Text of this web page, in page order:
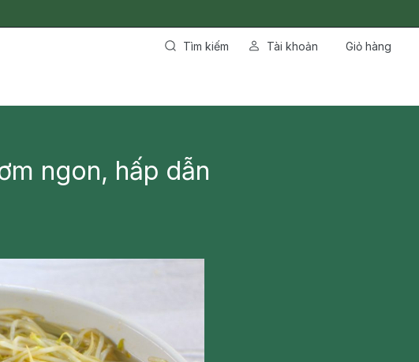
Tìm kiếm Tài khoản Giỏ hàng
ngon, hấp dẫn